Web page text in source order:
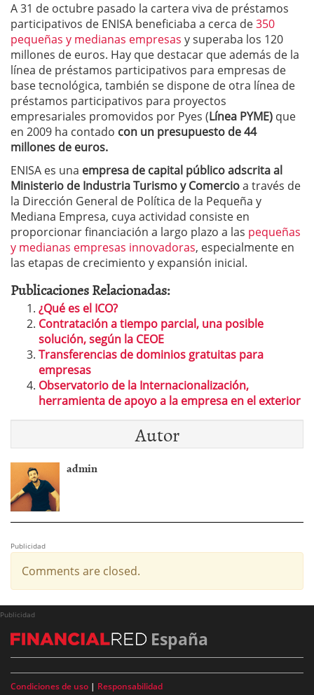
A 31 de octubre pasado la cartera viva de préstamos
participativos de ENISA beneficiaba a cerca de350
pequeñas y medianas empresas y superaba los 120
millones de euros. Hay que destacar que además de la
línea de préstamos participativos para empresas de
base tecnológica, también se dispone de otra línea de
préstamos participativos para proyectos
empresariales promovidos por Pyes (Línea PYME) que
en 2009 ha contado con un presupuesto de 44
millones de euros.
ENISA es una empresa de capital público adscrita al
Ministerio de Industria Turismo y Comercioa través de
la Dirección General de Política de la Pequeña y
Mediana Empresa, cuya actividad consiste en
proporcionar financiación a largo plazo a las pequeñas
y medianas empresas innovadoras, especialmente en
las etapas de crecimiento y expansión inicial.
Publicaciones Relacionadas:
¿Qué es el ICO?
Contratación a tiempo parcial, una posible
solución, según la CEOE
Transferencias de dominios gratuitas para
empresas
Observatorio de la Internacionalización,
herramienta de apoyo a la empresa en el exterior
Autor
admin
Publicidad
Comments are closed.
Publicidad
España
Condiciones de uso | Responsabilidad